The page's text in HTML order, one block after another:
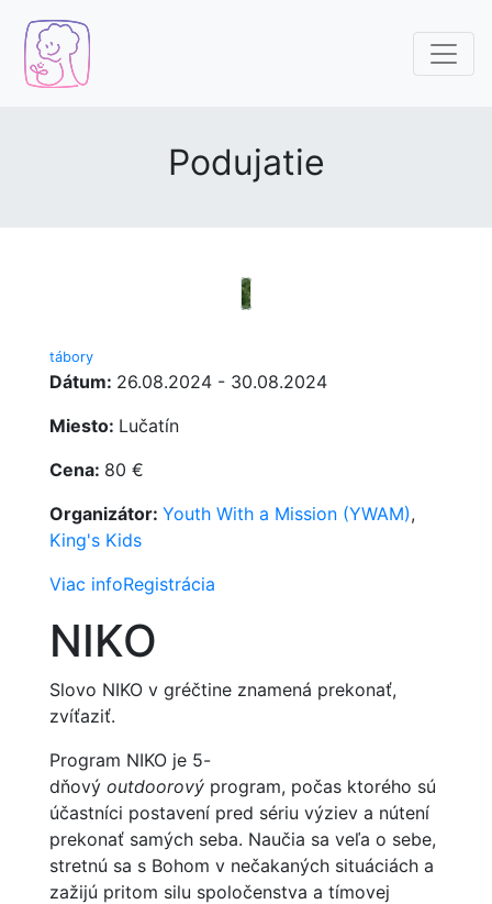
Podujatie
tábory
Dátum: 26.08.2024 - 30.08.2024
Miesto: Lučatín
Cena: 80 €
Organizátor: Youth With a Mission (YWAM),
King's Kids
Viac infoRegistrácia
NIKO
Slovo NIKO v gréčtine znamená prekonať,
zvíťaziť.
Program NIKO je 5-
dňový outdoorový program, počas ktorého sú
účastníci postavení pred sériu výziev a nútení
prekonať samých seba. Naučia sa veľa o sebe,
stretnú sa s Bohom v nečakaných situáciách a
zažijú pritom silu spoločenstva a tímovej